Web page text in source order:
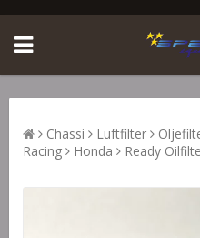
Chassi Luftfilter
Racing
Honda Ready